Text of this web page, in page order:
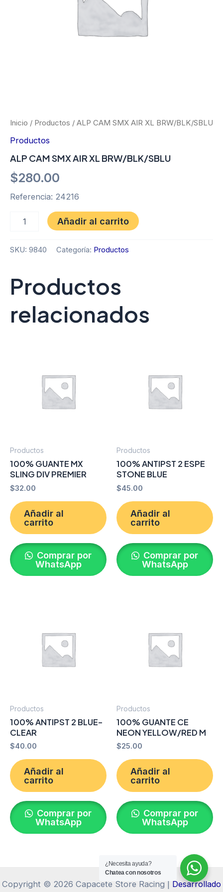
Inicio / Productos / ALP CAM SMX AIR XL BRW/BLK/SBLU
Productos
ALP CAM SMX AIR XL BRW/BLK/SBLU
$280.00
Referencia: 24216
Añadir al carrito
SKU: 9840 Categoría: Productos
Productos
relacionados
Productos
100% GUANTE MX
SLING DIV PREMIER
$32.00
Añadir al
carrito
Comprar por
WhatsApp
Productos
100% ANTIPST 2 ESPE
STONE BLUE
$45.00
Añadir al
carrito
Comprar por
WhatsApp
Productos
100% ANTIPST 2 BLUE-
CLEAR
$40.00
Añadir al
carrito
Comprar por
WhatsApp
Productos
100% GUANTE CE
NEON YELLOW/RED M
$25.00
Añadir al
carrito
Comprar por
WhatsApp
Copyright © 2026 Capacete Store Racing | Desarrollado
¿Necesita ayuda?
Chatea con nosotros